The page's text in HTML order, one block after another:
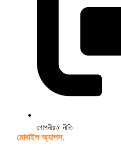
গোপনীয়তা নীতি
মোবাইল অ্যাপস.